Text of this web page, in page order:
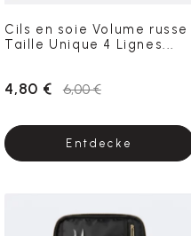
Cils en soie Volume russe
Taille Unique 4 Lignes...
4,80 € 6,00 €
Entdecke